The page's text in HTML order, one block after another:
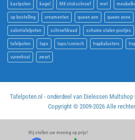
kastpoten kegel M8 stokschroef met
op bestelling ornamenten queen ann queen anne
salontafelpoten schroefdraad schuine stalen pootjes
tafelpoten taps taps/conisch trapbalusters
vurenhout zwart
Tafelpoten.nl - onderdeel van Dielessen Multshop
Copyright © 2009-2026 Alle
Wij stellen uw mening op prijs!